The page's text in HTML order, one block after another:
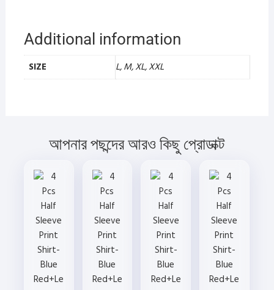
Additional information
SIZE L, M, XL, XXL
আপনার পছন্দের আরও কিছু প্রোডাক্ট